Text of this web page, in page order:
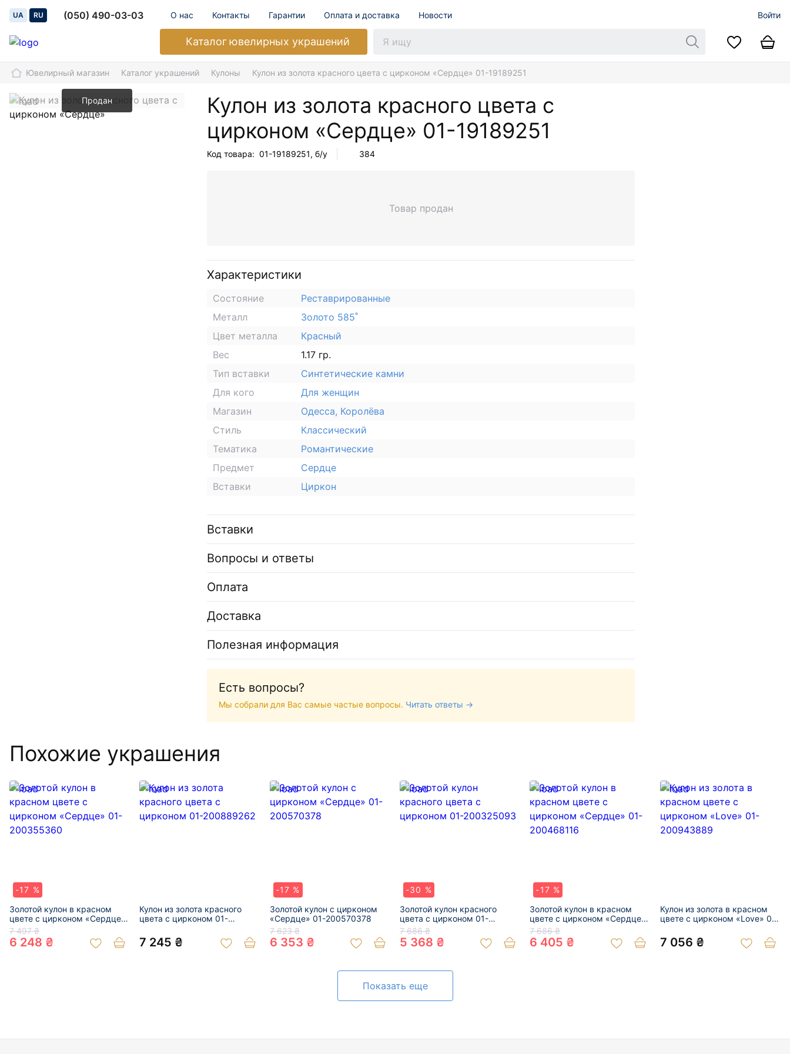
UA RU (050) 490-03-03 О нас Контакты Гарантии Оплата и доставка Новости Войти
Каталогювелирных украшений
Ювелирный магазин Каталог украшений Кулоны Кулон из золота красного цвета с цирконом «Сердце» 01-19189251
Продан
Кулон из золота красного цвета с
цирконом «Сердце» 01-19189251
Код товара: 01-19189251, б/у 384
Товар продан
Характеристики
Состояние
Реставрированные
Металл
Золото 585˚
Цвет металла
Красный
Вес
1.17 гр.
Тип вставки
Синтетические камни
Для кого
Для женщин
Магазин
Одесса, Королёва
Стиль
Классический
Тематика
Романтические
Предмет
Сердце
Вставки
Циркон
Вставки
Вопросы и ответы
Оплата
Доставка
Полезная информация
Есть вопросы?
Мы собрали для Вас самые частые вопросы. Читать ответы →
Похожие украшения
-17 %
Золотой кулон в красном
цвете с цирконом «Сердце»
01-200355360
7 497 ₴
6 248 ₴
Кулон из золота красного
цвета с цирконом 01-
7 245 ₴
-17 %
Золотой кулон с цирконом
«Сердце» 01-200570378
7 623 ₴
6 353 ₴
-30 %
Золотой кулон красного
цвета с цирконом 01-
200325093
7 686 ₴
5 368 ₴
-17 %
Золотой кулон в красном
цвете с цирконом «Сердце»
01-200468116
7 686 ₴
6 405 ₴
Кулон из золота в красном
цвете с цирконом «Love» 01-
7 056 ₴
Показать еще